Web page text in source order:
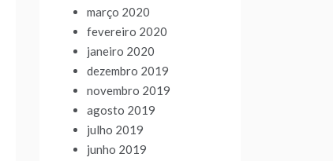
março 2020
fevereiro 2020
janeiro 2020
dezembro 2019
novembro 2019
agosto 2019
julho 2019
junho 2019